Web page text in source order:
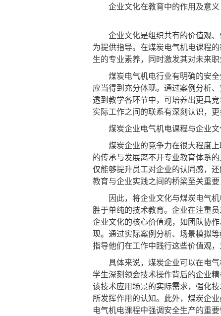
企业文化在教育中的作用及意义
企业文化是组织共有的价值观、
为提供指导。在煤炭电气机电课程
生的专业素养，同时激发其对未来职
煤炭电气机电行业有明确的安全
应当得到充分体现。通过案例分析
透到教学各环节中，可培养出更具
实际工作之间的联系有深刻认识，
煤炭企业电气机电课程与企业文
煤炭企业的竞争力在很大程度上
的传承与发展离不开专业教育体系
仅能够提升员工对企业的认同感，
教育与企业实践之间的桥梁至关重
因此，将企业文化与煤炭电气机
胜于单纯的技术教育。企业在注重
企业文化的核心价值观，如团队协
现。通过实际案例分析、场景模拟
指导他们在工作中践行这些价值观
具体来说，煤炭企业可以在电气
学生深刻领会技术操作背后的企业
该技术应用场景的实际需求，强化
所发挥作用的认知。此外，煤炭企
电气机电课程中强调安全生产的重